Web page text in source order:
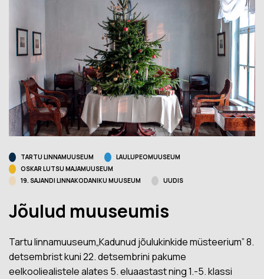
TARTU LINNAMUUSEUM
LAULUPEOMUUSEUM
OSKAR LUTSU MAJAMUUSEUM
19. SAJANDI LINNAKODANIKU MUUSEUM
UUDIS
Jõulud muuseumis
Tartu linnamuuseum„Kadunud jõulukinkide müsteerium” 8.
detsembrist kuni 22. detsembrini pakume
eelkooliealistele alates 5. eluaastast ning 1.-5. klassi